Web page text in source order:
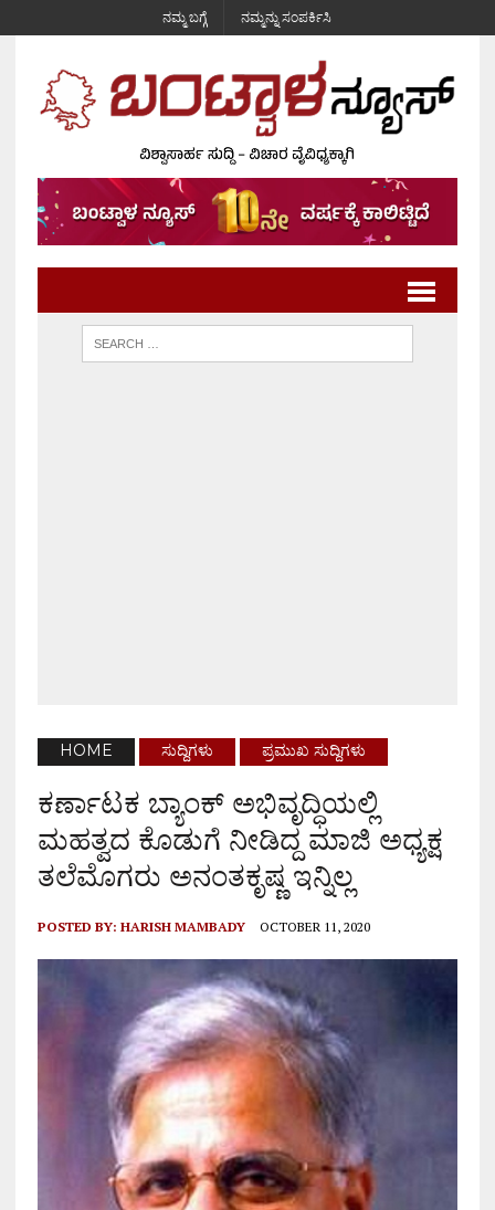
ನಮ್ಮ ಬಗ್ಗೆ ನಮ್ಮನ್ನು ಸಂಪರ್ಕಿಸಿ
HOME ಸುದ್ದಿಗಳು ಪ್ರಮುಖ ಸುದ್ದಿಗಳು
ಕರ್ಣಾಟಕ ಬ್ಯಾಂಕ್ ಅಭಿವೃದ್ಧಿಯಲ್ಲಿ
ಮಹತ್ವದ ಕೊಡುಗೆ ನೀಡಿದ್ದ ಮಾಜಿ ಅಧ್ಯಕ್ಷ
ತಲೆಮೊಗರು ಅನಂತಕೃಷ್ಣ ಇನ್ನಿಲ್ಲ
POSTED BY: HARISH MAMBADY OCTOBER 11, 2020